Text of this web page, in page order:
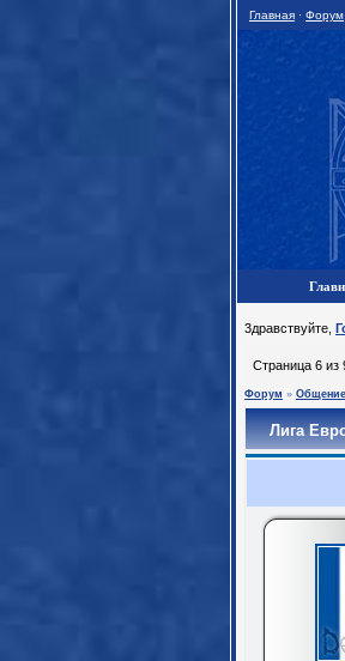
Главная · Форум
3дравствуйте,
Страница 6 из
Форум » Общение
Лига